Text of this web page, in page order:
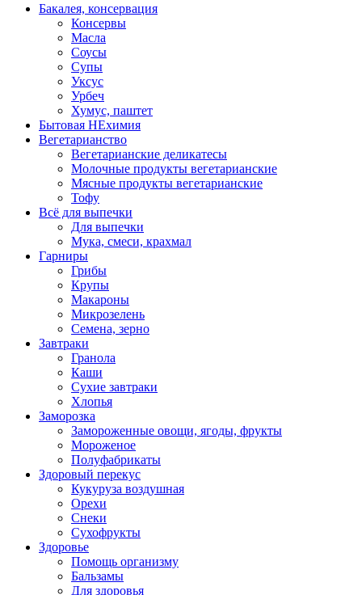
Бакалея, консервация
Консервы
Масла
Соусы
Супы
Уксус
Урбеч
Хумус, паштет
Бытовая НЕхимия
Вегетарианство
Вегетарианские деликатесы
Молочные продукты вегетарианские
Мясные продукты вегетарианские
Тофу
Всё для выпечки
Для выпечки
Мука, смеси, крахмал
Гарниры
Грибы
Крупы
Макароны
Микрозелень
Семена, зерно
Завтраки
Гранола
Каши
Сухие завтраки
Хлопья
Заморозка
Замороженные овощи, ягоды, фрукты
Мороженое
Полуфабрикаты
Здоровый перекус
Кукуруза воздушная
Орехи
Снеки
Сухофрукты
Здоровье
Помощь организму
Бальзамы
Для здоровья